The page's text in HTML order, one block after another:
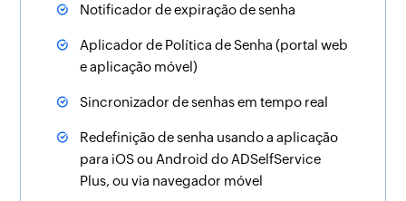
Notificador de expiração de senha
Aplicador de Política de Senha (portal web
e aplicação móvel)
Sincronizador de senhas em tempo real
Redefinição de senha usando a aplicação
para iOS ou Android do ADSelfService
Plus, ou via navegador móvel